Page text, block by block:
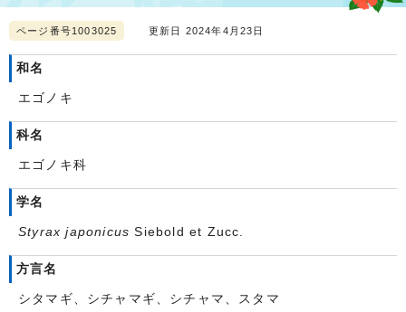
ページ番号1003025 更新日 2024年4月23日
和名
エゴノキ
科名
エゴノキ科
学名
Styrax japonicus Siebold et Zucc.
方言名
シタマギ、シチャマギ、シチャマ、スタマ